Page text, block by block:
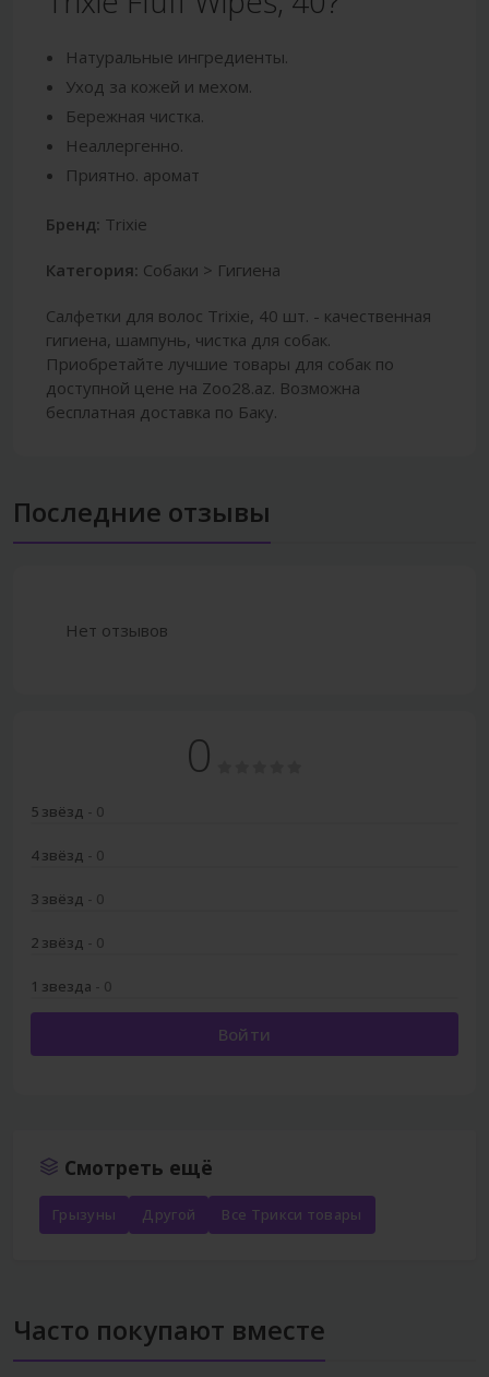
Натуральные ингредиенты.
Уход за кожей и мехом.
Бережная чистка.
Неаллергенно.
Приятно. аромат
Бренд: Trixie
Категория: Собаки > Гигиена
Салфетки для волос Trixie, 40 шт. - качественная
гигиена, шампунь, чистка для собак.
Приобретайте лучшие товары для собак по
доступной цене на Zoo28.az. Возможна
бесплатная доставка по Баку.
Последние отзывы
Нет отзывов
0
5 звёзд - 0
4 звёзд - 0
3 звёзд - 0
2 звёзд - 0
1 звезда - 0
Войти
Смотреть ещё
Грызуны Другой Все Трикси товары
Часто покупают вместе